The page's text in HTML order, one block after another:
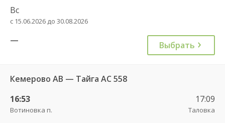
Вс
с 15.06.2026 до 30.08.2026
— Выбрать
Кемерово АВ — Тайга АС 558
16:53
Вотиновка п.
17:09
Таловка